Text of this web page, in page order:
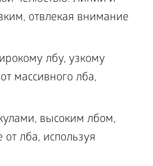
отвлекая внимание
лбу, узкому
массивного лба,
высоким лбом,
лба, используя